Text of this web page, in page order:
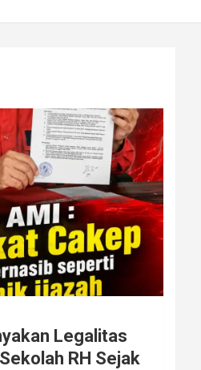
Legalitas
RH Sejak